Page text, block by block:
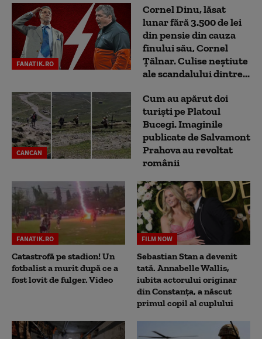
FANATIK.RO
Cornel Dinu, lăsat
lunar fără 3.500 de lei
din pensie din cauza
finului său, Cornel
Țălnar. Culise neștiute
ale scandalului dintre...
CANCAN
Cum au apărut doi
turiști pe Platoul
Bucegi. Imaginile
publicate de Salvamont
Prahova au revoltat
românii
FANATIK.RO
Catastrofă pe stadion! Un
fotbalist a murit după ce a
fost lovit de fulger. Video
FILM NOW
Sebastian Stan a devenit
tată. Annabelle Wallis,
iubita actorului originar
din Constanța, a născut
primul copil al cuplului